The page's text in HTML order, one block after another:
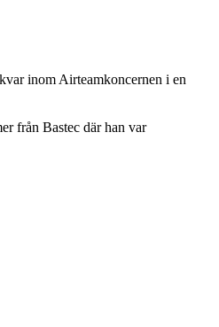
inom Airteamkoncernen i en
från Bastec där han var